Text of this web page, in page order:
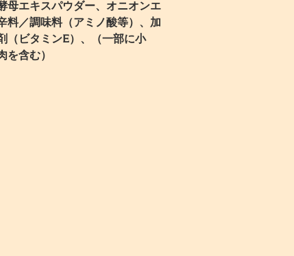
母エキスパウダー、オニオンエ
料／調味料（アミノ酸等）、加
（ビタミンE）、（一部に小
を含む）